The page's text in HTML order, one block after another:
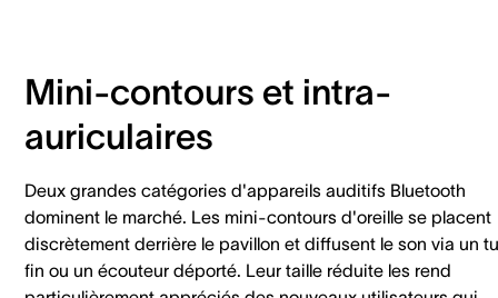
Mini-contours et intra-
auriculaires
Deux grandes catégories d'appareils auditifs Bluetooth
dominent le marché. Les mini-contours d'oreille se placent
discrètement derrière le pavillon et diffusent le son via un
fin ou un écouteur déporté. Leur taille réduite les rend